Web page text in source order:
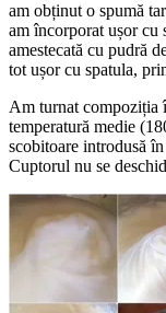
am obținut o spumă
am încorporat ușor cu
amestecată cu pudră
tot ușor cu spatula,
Am turnat compoziția
temperatură medie
scobitoare introdusă
Cuptorul nu se